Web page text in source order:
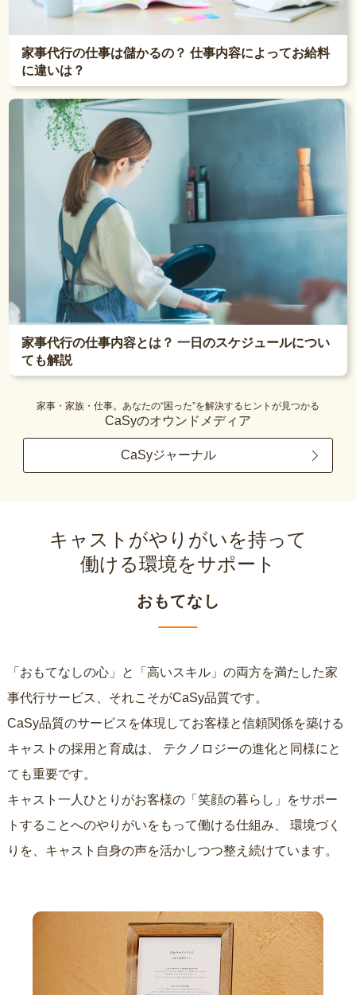
家事代行の仕事は儲かるの？ 仕事内容によってお給料
に違いは？
家事代行の仕事内容とは？ 一日のスケジュールについ
ても解説
家事・家族・仕事。あなたの“困った”を解決するヒントが見つかる
CaSyのオウンドメディア
CaSyジャーナル
キャストがやりがいを持って
働ける環境をサポート
おもてなし
「おもてなしの心」と「高いスキル」の両方を満たした家
事代行サービス、それこそがCaSy品質です。
CaSy品質のサービスを体現してお客様と信頼関係を築ける
キャストの採用と育成は、
ても重要です。
キャスト一人ひとりがお客様の「笑顔の暮らし」をサポー
トすることへのやりがいをもって働ける仕組み、
りを、キャスト自身の声を活かしつつ整え続けています。